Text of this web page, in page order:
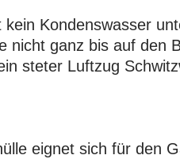
kein Kondenswasser
nicht ganz bis auf den
steter Luftzug
eignet sich für den